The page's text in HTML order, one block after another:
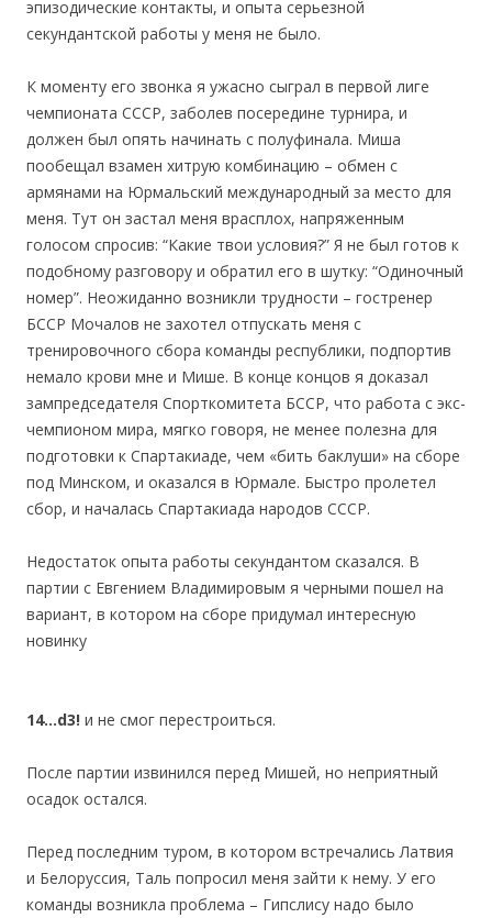
эпизодические контакты, и опыта серьезной
секундантской работы у меня не было.
К моменту его звонка я ужасно сыграл в первой лиге
чемпионата СССР, заболев посередине турнира, и
должен был опять начинать с полуфинала. Миша
пообещал взамен хитрую комбинацию – обмен с
армянами на Юрмальский международный за место для
меня. Тут он застал меня врасплох, напряженным
голосом спросив: “Какие твои условия?” Я не был готов к
подобному разговору и обратил его в шутку: “Одиночный
номер”. Неожиданно возникли трудности – гостренер
БССР Мочалов не захотел отпускать меня с
тренировочного сбора команды республики, подпортив
немало крови мне и Мише. В конце концов я доказал
зампредседателя Спорткомитета БССР, что работа с экс-
чемпионом мира, мягко говоря, не менее полезна для
подготовки к Спартакиаде, чем «бить баклуши» на сборе
под Минском, и оказался в Юрмале. Быстро пролетел
сбор, и началась Спартакиада народов СССР.
Недостаток опыта работы секундантом сказался. В
партии с Евгением Владимировым я черными пошел на
вариант, в котором на сборе придумал интересную
новинку
14…d3! и не смог перестроиться.
После партии извинился перед Мишей, но неприятный
осадок остался.
Перед последним туром, в котором встречались Латвия
и Белоруссия, Таль попросил меня зайти к нему. У его
команды возникла проблема – Гипслису надо было